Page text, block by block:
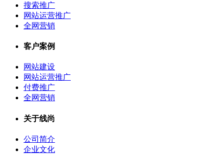
搜索推广
网站运营推广
全网营销
客户案例
网站建设
网站运营推广
付费推广
全网营销
关于线尚
公司简介
企业文化